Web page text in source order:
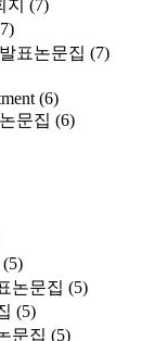
(7)
표논문집 (7)
(6)
문집 (6)
(5)
논문집 (5)
(5)
문집 (5)